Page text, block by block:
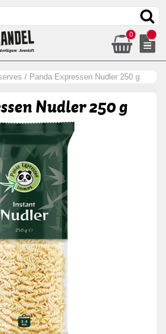
0
/ Panda Expressen Nudler 250 g
Nudler 250 g